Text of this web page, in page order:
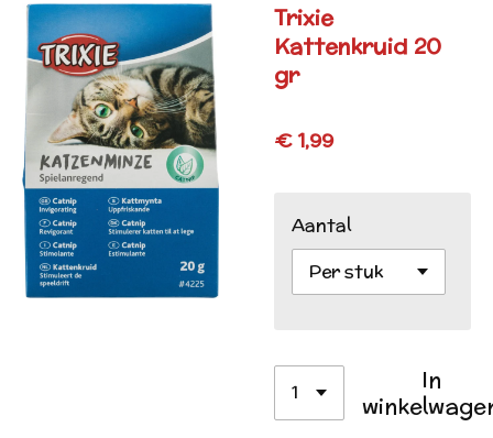
Trixie
Kattenkruid 20
gr
€ 1,99
Aantal
In